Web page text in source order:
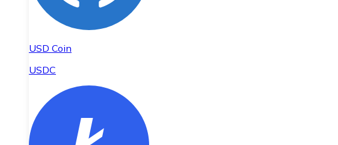
USD Coin
USDC